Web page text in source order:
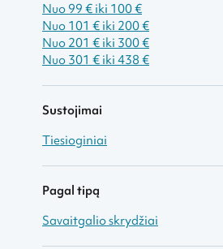
Nuo 99 € iki 100 €
Nuo 101 € iki 200 €
Nuo 201 € iki 300 €
Nuo 301 € iki 438 €
Sustojimai
Tiesioginiai
Pagal tipą
Savaitgalio skrydžiai